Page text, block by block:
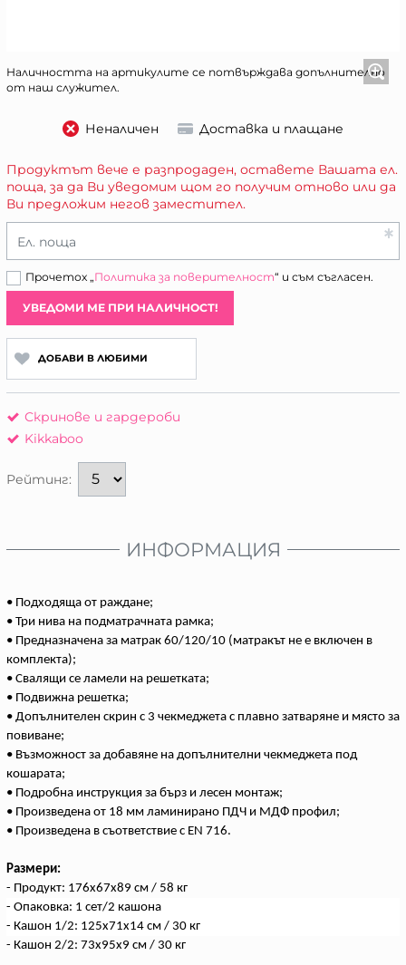
Наличността на артикулите се потвърждава допълнително
от наш служител.
Неналичен Доставка и плащане
Продуктът вече е разпродаден, оставете Вашата ел.
поща, за да Ви уведомим щом го получим отново или да
Ви предложим негов заместител.
Ел. поща
Прочетох „Политика за поверителност“ и съм съгласен.
УВЕДОМИ МЕ ПРИ НАЛИЧНОСТ!
ДОБАВИ В ЛЮБИМИ
Скринове и гардероби
Kikkaboo
Рейтинг:
ИНФОРМАЦИЯ
• Подходяща от раждане;
• Три нива на подматрачната рамка;
• Предназначена за матрак 60/120/10 (матракът не е включен в
комплекта);
• Свалящи се ламели на решетката;
• Подвижна решетка;
• Допълнителен скрин с 3 чекмеджета с плавно затваряне и място за
повиване;
• Възможност за добавяне на допълнителни чекмеджета под
кошарата;
• Подробна инструкция за бърз и лесен монтаж;
• Произведена от 18 мм ламинирано ПДЧ и МДФ профил;
• Произведена в съответствие с EN 716.
Размери:
- Продукт: 176x67x89 см / 58 кг
- Опаковка: 1 сет/2 кашона
- Кашон 1/2: 125x71x14 см / 30 кг
- Кашон 2/2: 73x95x9 см / 30 кг